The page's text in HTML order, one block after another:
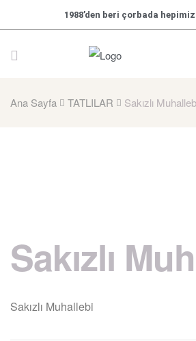
1988’den beri çorbada
Ana Sayfa TATLILAR Sakızlı
Sakızlı
Sakızlı Muhallebi